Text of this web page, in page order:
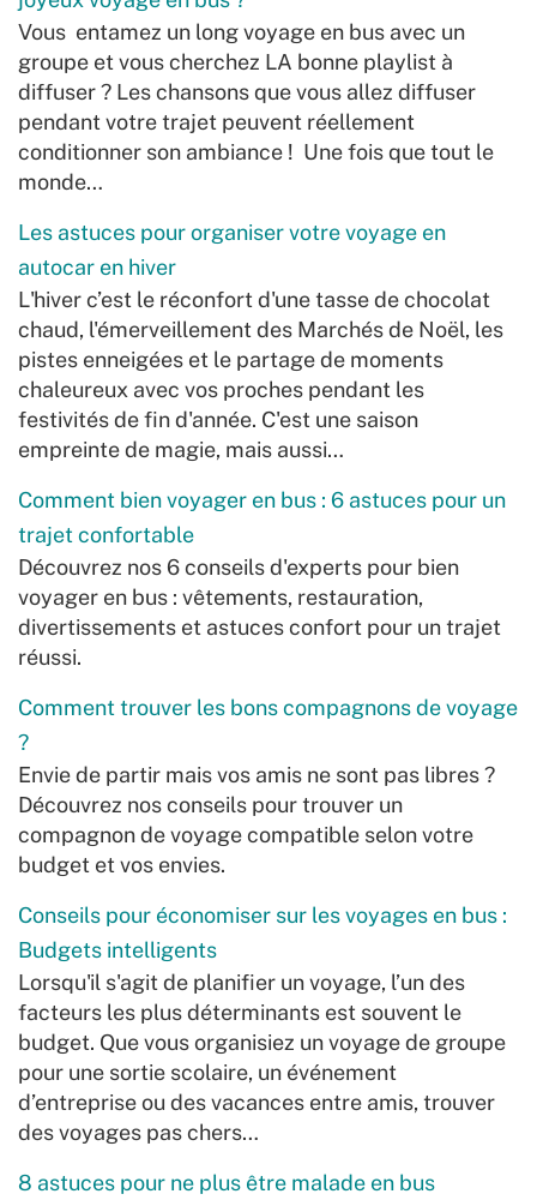
Vous entamez un long voyage en bus avec un
groupe et vous cherchez LA bonne playlist à
diffuser ? Les chansons que vous allez diffuser
pendant votre trajet peuvent réellement
conditionner son ambiance ! Une fois que tout le
monde…
Les astuces pour organiser votre voyage en
autocar en hiver
L'hiver c’est le réconfort d'une tasse de chocolat
chaud, l'émerveillement des Marchés de Noël, les
pistes enneigées et le partage de moments
chaleureux avec vos proches pendant les
festivités de fin d'année. C'est une saison
empreinte de magie, mais aussi…
Comment bien voyager en bus : 6 astuces pour un
trajet confortable
Découvrez nos 6 conseils d'experts pour bien
voyager en bus : vêtements, restauration,
divertissements et astuces confort pour un trajet
réussi.
Comment trouver les bons compagnons de voyage
?
Envie de partir mais vos amis ne sont pas libres ?
Découvrez nos conseils pour trouver un
compagnon de voyage compatible selon votre
budget et vos envies.
Conseils pour économiser sur les voyages en bus :
Budgets intelligents
Lorsqu'il s'agit de planifier un voyage, l’un des
facteurs les plus déterminants est souvent le
budget. Que vous organisiez un voyage de groupe
pour une sortie scolaire, un événement
d’entreprise ou des vacances entre amis, trouver
des voyages pas chers…
8 astuces pour ne plus être malade en bus